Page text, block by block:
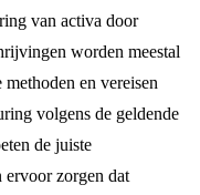
van activa door
worden meestal
en vereisen
volgens de geldende
de juiste
zorgen dat